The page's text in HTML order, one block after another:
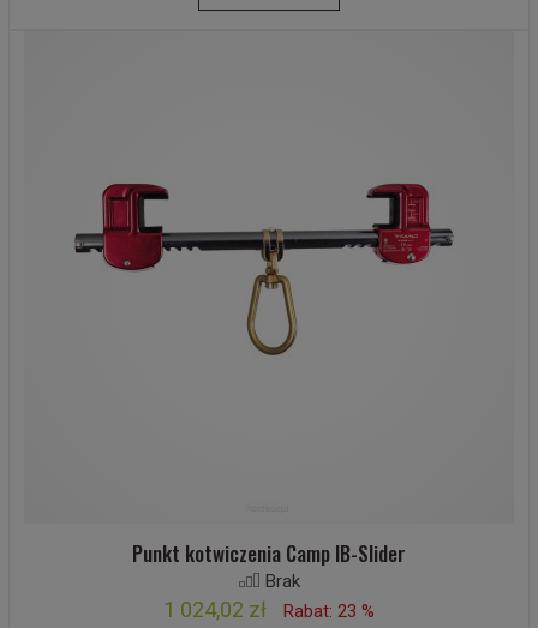
Punkt kotwiczenia Camp IB-Slider
Brak
1 024,02 zł Rabat: 23 %